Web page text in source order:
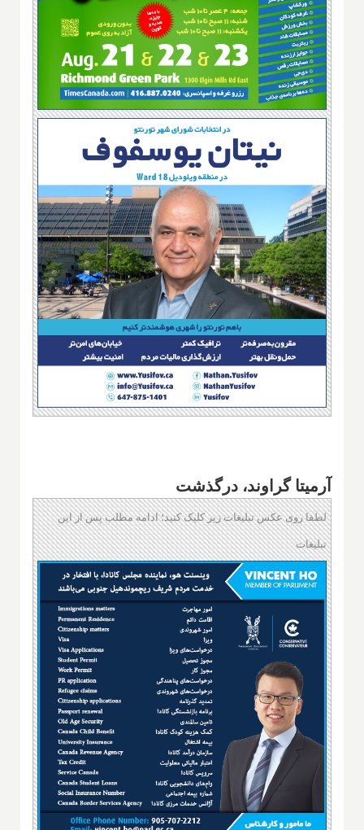
آرمیتا گراوند، درگذشت
لطفا روی عکس تبلیغات زیر کلیک کنید؛ ادامه مطلب پس از این
تبلیغات